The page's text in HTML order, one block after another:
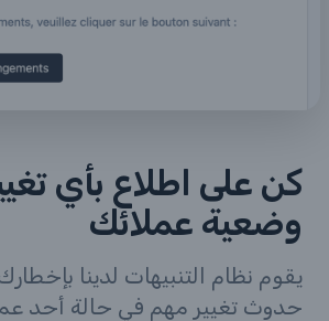
كن على اطلاع بأي
وضعية عملائك
يقوم نظام التنبيهات لدينا
حدوث تغيير مهم في حالة أحد